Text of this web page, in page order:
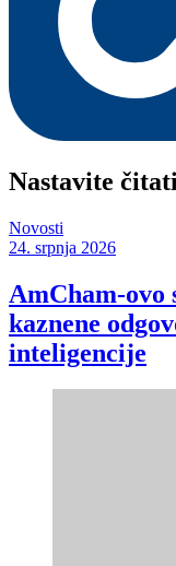
Nastavite čitati
Novosti
24. srpnja 2026
AmCham-ovo
kaznene
inteligencije